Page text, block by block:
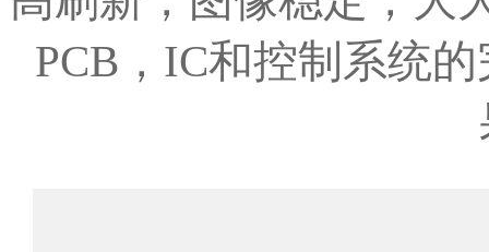
PCB，IC和控制系统